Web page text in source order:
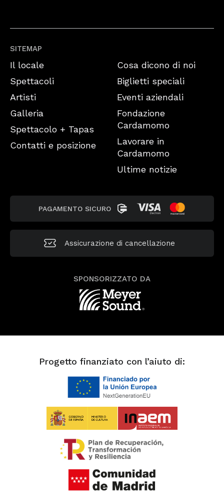
SITEMAP
Il locale
Spettacoli
Artisti
Galleria
Spettacolo + Tapas
Contatti e posizione
Cosa dicono di noi
Biglietti speciali
Eventi aziendali
Fondazione
Cardamomo
Lavorare in
Cardamomo
Ultime notizie
PAGAMENTO SICURO
Assicurazione di cancellazione
SPONSORIZZATO DA
Progetto finanziato con l’aiuto di: